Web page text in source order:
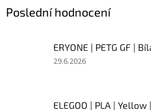
Poslední hodnocení
ERYONE | PETG GF |
Hodnocení
z
29.6.2026
ELEGOO | PLA | Yellow